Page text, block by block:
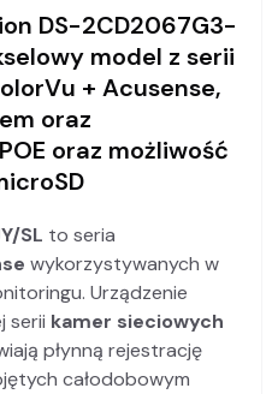
DS-2CD2067G3-
model z serii
+ Acusense,
oraz
oraz możliwość
SL to seria
wykorzystywanych w
Urządzenie
serii kamer sieciowych
płynną rejestrację
całodobowym